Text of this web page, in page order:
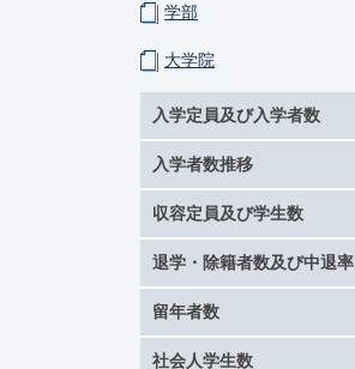
学部
大学院
入学定員及び入学者数
入学者数推移
収容定員及び学生数
退学・除籍者数及び中退率
留年者数
社会人学生数